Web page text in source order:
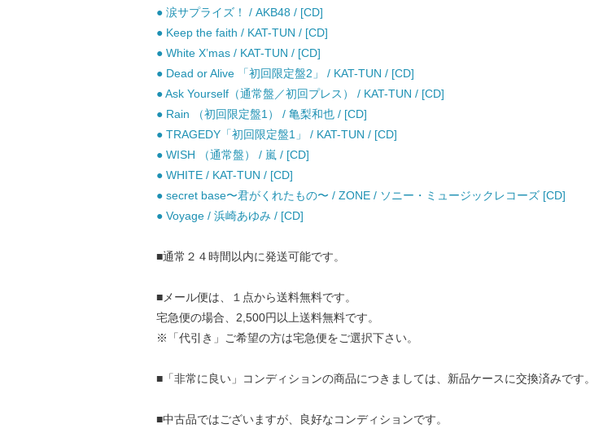
● 涙サプライズ！ / AKB48 / [CD]
● Keep the faith / KAT-TUN / [CD]
● White X’mas / KAT-TUN / [CD]
● Dead or Alive 「初回限定盤2」 / KAT-TUN / [CD]
● Ask Yourself（通常盤／初回プレス） / KAT-TUN / [CD]
● Rain （初回限定盤1） / 亀梨和也 / [CD]
● TRAGEDY「初回限定盤1」 / KAT-TUN / [CD]
● WISH （通常盤） / 嵐 / [CD]
● WHITE / KAT-TUN / [CD]
● secret base〜君がくれたもの〜 / ZONE / ソニー・ミュージックレコーズ [CD]
● Voyage / 浜崎あゆみ / [CD]
■通常２４時間以内に発送可能です。
■メール便は、１点から送料無料です。
宅急便の場合、2,500円以上送料無料です。
※「代引き」ご希望の方は宅急便をご選択下さい。
■「非常に良い」コンディションの商品につきましては、新品ケースに交換済みです。
■中古品ではございますが、良好なコンディションです。